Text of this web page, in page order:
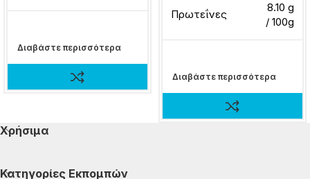
Διαβάστε περισσότερα
Πρωτεΐνες
8.10 g
/ 100g
Διαβάστε περισσότερα
Χρήσιμα
Κατηγορίες Εκπομπών